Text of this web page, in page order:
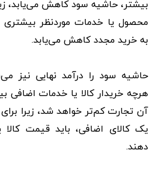
بیشتر، حاشیه سود کاهش می‌یابد،
محصول یا خدمات مورد‌نظر بیشتری
به خرید مجدد کاهش می‌یابد.
حاشیه سود را درآمد نهایی نیز
هرچه خریدار کالا یا خدمات اضافی
آن تجارت کم‌تر خواهد شد، زیرا
یک کالای اضافی، باید قیمت
دهند.